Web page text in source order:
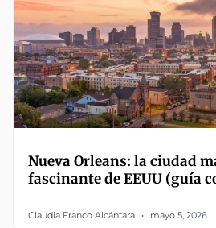
Nueva Orleans: la ciudad
fascinante de EEUU (guía
Claudia Franco Alcántara mayo 5, 2026